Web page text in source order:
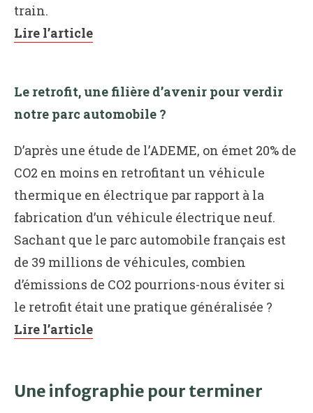
train.
Lire l’article
Le retrofit, une filière d’avenir pour verdir
notre parc automobile ?
D’après une étude de l’ADEME, on émet 20% de
CO2 en moins en retrofitant un véhicule
thermique en électrique par rapport à la
fabrication d’un véhicule électrique neuf.
Sachant que le parc automobile français est
de 39 millions de véhicules, combien
d’émissions de CO2 pourrions-nous éviter si
le retrofit était une pratique généralisée ?
Lire l’article
Une infographie pour terminer